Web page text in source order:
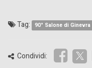
Tag: 90° Salone di Ginevra
Condividi: